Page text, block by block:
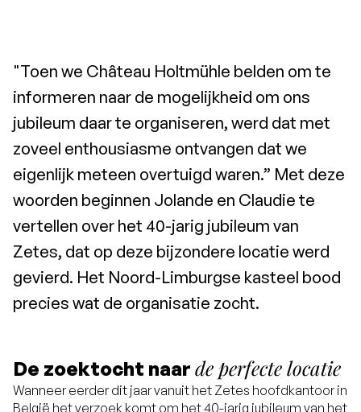
"Toen we Château Holtmühle belden om te
informeren naar de mogelijkheid om ons
jubileum daar te organiseren, werd dat met
zoveel enthousiasme ontvangen dat we
eigenlijk meteen overtuigd waren.” Met deze
woorden beginnen Jolande en Claudie te
vertellen over het 40-jarig jubileum van
Zetes, dat op deze bijzondere locatie werd
gevierd. Het Noord-Limburgse kasteel bood
precies wat de organisatie zocht.
De zoektocht naar de perfecte locatie
Wanneer eerder dit jaar vanuit het Zetes hoofdkantoor in
België het verzoek komt om het 40-jarig jubileum van het